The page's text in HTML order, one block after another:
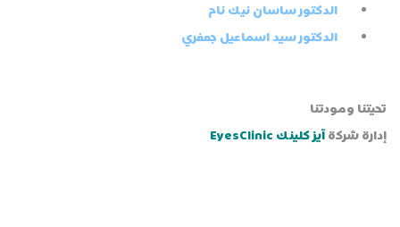
الدكتور ساسان نيك نام
الدكتور سيد اسماعيل جعفري
تحيتنا ومودتنا
إدارة شركةآيز كلينك EyesClinic